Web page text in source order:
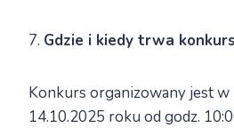
7. Gdzie i kiedy trwa konkurs
Konkurs organizowany jest
14.10.2025 roku od godz.